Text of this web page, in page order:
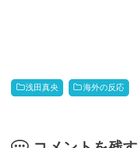
浅田真央 海外の反応